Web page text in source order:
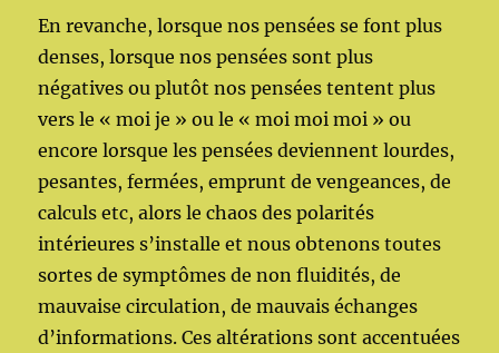
En revanche, lorsque nos pensées se font plus
denses, lorsque nos pensées sont plus
négatives ou plutôt nos pensées tentent plus
vers le « moi je » ou le « moi moi moi » ou
encore lorsque les pensées deviennent lourdes,
pesantes, fermées, emprunt de vengeances, de
calculs etc, alors le chaos des polarités
intérieures s’installe et nous obtenons toutes
sortes de symptômes de non fluidités, de
mauvaise circulation, de mauvais échanges
d’informations. Ces altérations sont accentuées